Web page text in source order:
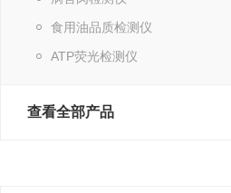
食用油品质检测仪
ATP荧光检测仪
查看全部产品